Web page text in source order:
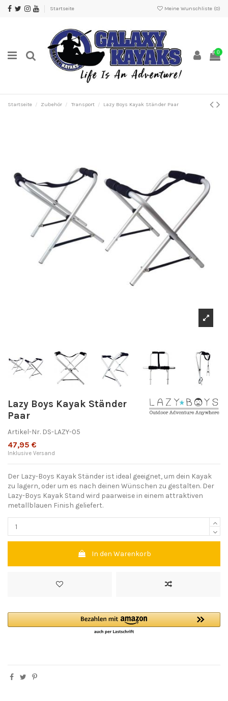
Startseite Meine Wunschliste (0)
0
Startseite Zubehör Transport Lazy Boys Kayak Ständer Paar
Lazy Boys Kayak Ständer
Paar
Artikel-Nr. DS-LAZY-05
47,95 €
Inklusive Versand
Der Lazy-Boys Kayak Ständer ist ideal geeignet, um dein Kayak
zu lagern, oder um es nach deinen Wünschen zu gestalten. Der
Lazy-Boys Kayak Stand wird paarweise in einem attraktiven
metallblauen Finish geliefert.
In den Warenkorb